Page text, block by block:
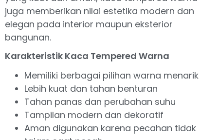
juga memberikan nilai estetika modern dan
elegan pada interior maupun eksterior
bangunan.
Karakteristik Kaca Tempered Warna
Memiliki berbagai pilihan warna menarik
Lebih kuat dan tahan benturan
Tahan panas dan perubahan suhu
Tampilan modern dan dekoratif
Aman digunakan karena pecahan tidak